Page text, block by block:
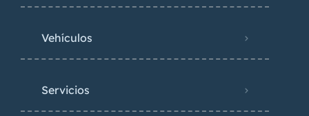
Vehículos
Servicios